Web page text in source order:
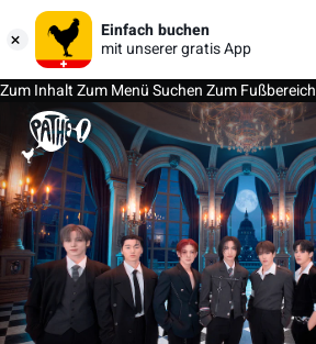
Einfach buchen
mit unserer gratis App
Zum InhaltZum MenüSuchenZum Fußbereich